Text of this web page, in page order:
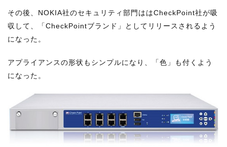
その後、NOKIA社のセキュリティ部門ははCheckPoint社が吸
収して、「CheckPointブランド」としてリリースされるよう
になった。
アプライアンスの形状もシンプルになり、「色」も付くよう
になった。